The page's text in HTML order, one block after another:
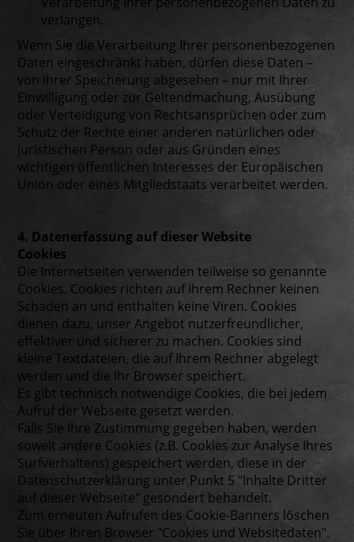
verlangen.
Wenn Sie die Verarbeitung Ihrer personenbezogenen
Daten eingeschränkt haben, dürfen diese Daten –
von ihrer Speicherung abgesehen – nur mit Ihrer
Einwilligung oder zur Geltendmachung, Ausübung
oder Verteidigung von Rechtsansprüchen oder zum
Schutz der Rechte einer anderen natürlichen oder
juristischen Person oder aus Gründen eines
wichtigen öffentlichen Interesses der Europäischen
Union oder eines Mitgliedstaats verarbeitet werden.
4. Datenerfassung auf dieser Website
Cookies
Die Internetseiten verwenden teilweise so genannte
Cookies. Cookies richten auf Ihrem Rechner keinen
Schaden an und enthalten keine Viren. Cookies
dienen dazu, unser Angebot nutzerfreundlicher,
effektiver und sicherer zu machen. Cookies sind
kleine Textdateien, die auf Ihrem Rechner abgelegt
werden und die Ihr Browser speichert.
Es gibt technisch notwendige Cookies, die bei jedem
Aufruf der Webseite gesetzt werden.
Falls Sie Ihre Zustimmung gegeben haben, werden
soweit andere Cookies (z.B. Cookies zur Analyse Ihres
Surfverhaltens) gespeichert werden, diese in der
Datenschutzerklärung unter Punkt 5 "Inhalte Dritter
auf dieser Webseite" gesondert behandelt.
Zum erneuten Aufrufen des Cookie-Banners löschen
Sie über Ihren Browser "Cookies und Websitedaten".